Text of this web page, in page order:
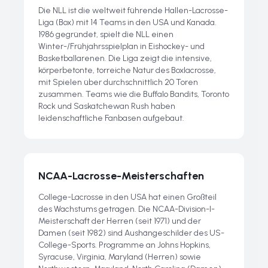
Die NLL ist die weltweit führende Hallen-Lacrosse-
Liga (Box) mit 14 Teams in den USA und Kanada.
1986 gegründet, spielt die NLL einen
Winter-/Frühjahrsspielplan in Eishockey- und
Basketballarenen. Die Liga zeigt die intensive,
körperbetonte, torreiche Natur des Boxlacrosse,
mit Spielen über durchschnittlich 20 Toren
zusammen. Teams wie die Buffalo Bandits, Toronto
Rock und Saskatchewan Rush haben
leidenschaftliche Fanbasen aufgebaut.
NCAA-Lacrosse-Meisterschaften
College-Lacrosse in den USA hat einen Großteil
des Wachstums getragen. Die NCAA-Division-I-
Meisterschaft der Herren (seit 1971) und der
Damen (seit 1982) sind Aushängeschilder des US-
College-Sports. Programme an Johns Hopkins,
Syracuse, Virginia, Maryland (Herren) sowie